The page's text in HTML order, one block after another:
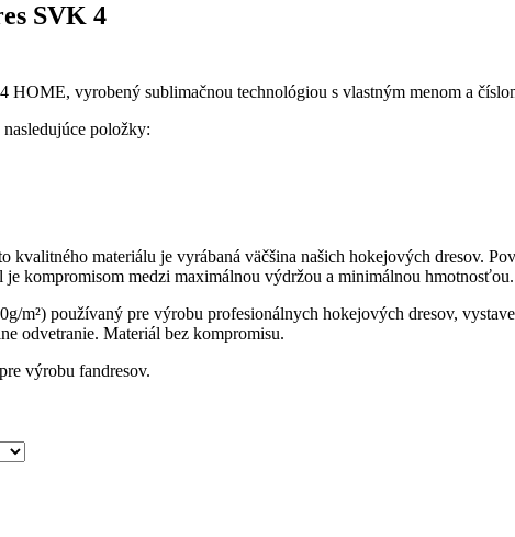
SVK 4
HOME, vyrobený sublimačnou technológiou s vlastným menom a
položky:
kvalitného materiálu je vyrábaná väčšina našich hokejových dresov.
je kompromisom medzi maximálnou výdržou a minimálnou hmotnosťou.
m²) používaný pre výrobu profesionálnych hokejových dresov,
odvetranie. Materiál bez kompromisu.
výrobu fandresov.